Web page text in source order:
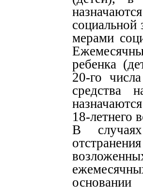
социальной
мерами
ребенка
20-го
средства
18-летнего
В